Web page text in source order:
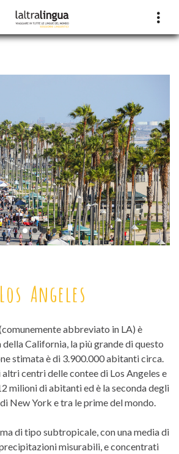
Los Angeles
abbreviato in LA) è
California, la più grande di questo
stimata è di 3.900.000 abitanti circa.
altri centri delle contee di Los Angeles e
milioni di abitanti ed è la seconda degli
New York e tra le prime del mondo.
di tipo subtropicale, con una media di
misurabili, e concentrati